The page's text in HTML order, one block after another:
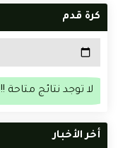
كرة قدم
لا توجد نتائج متاحة !!
أخر الأخبار